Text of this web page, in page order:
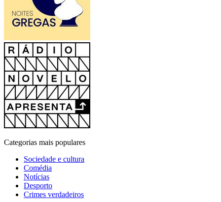
Categorias mais populares
Sociedade e cultura
Comédia
Notícias
Desporto
Crimes verdadeiros